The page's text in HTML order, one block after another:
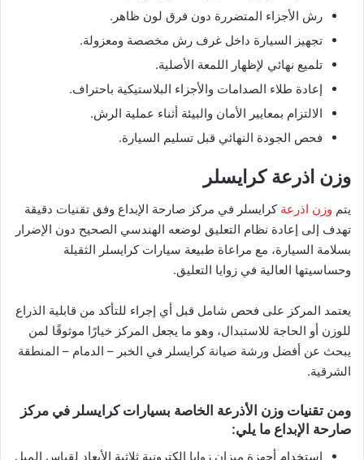
رش الأجزاء المتضررة دون فرق لون ظاهر.
تجهيز السيارة داخل غرف رش مخصصة ومعزولة.
تلميع نهائي لإظهار اللمعة الأصلية.
إعادة طلاء الصدامات والأجزاء البلاستيكية باحتراف.
الالتزام بمعايير الأمان والبيئة أثناء عملية الرش.
فحص الجودة النهائي قبل تسليم السيارة.
وزن اذرعة كرايسلر
يتم وزن اذرعة كرايسلر في مركز صارحة الإبداع وفق تقنيات دقيقة
تهدف إلى إعادة نظام التعليق لوضعه الهندسي الصحيح دون الإضرار
بسلامة السيارة، مع مراعاة طبيعة سيارات كرايسلر الثقيلة
وحساسيتها العالية في زوايا التعليق.
يعتمد المركز على فحص شامل قبل أي إجراء للتأكد من قابلية الذراع
للوزن أو الحاجة للاستبدال، وهو ما يجعل المركز خيارًا موثوقًا لمن
يبحث عن أفضل ورشة صيانة كرايسلر في الخبر – الدمام – المنطقة
الشرقية.
ومن تقنيات وزن الأذرعة الخاصة بسيارات كرايسلر في مركز
صارحة الإبداع ما يلي:
استخدام أجهزة ميزان زوايا إلكترونية ثلاثية الأبعاد لقياس الميل